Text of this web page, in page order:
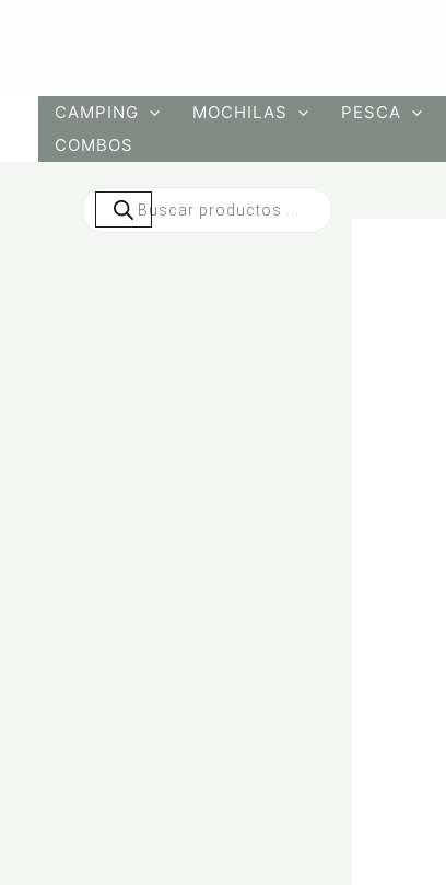
CAMPING MOCHILAS PESCA
COMBOS
Búsqueda
productos